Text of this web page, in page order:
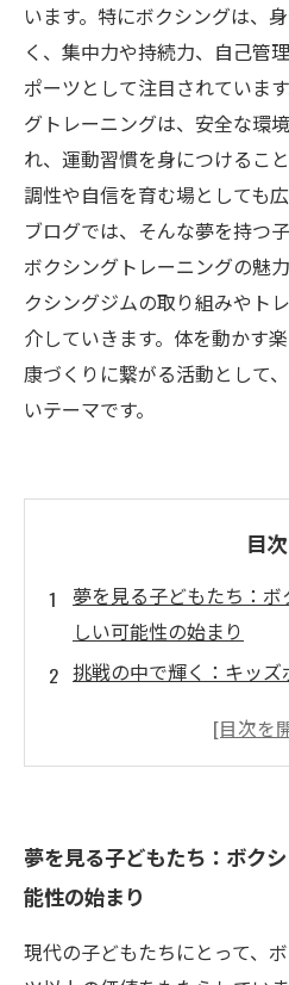
います。特にボクシングは、
く、集中力や持続力、自己管
ポーツとして注目されていま
グトレーニングは、安全な環
れ、運動習慣を身につけるこ
調性や自信を育む場としても
ブログでは、そんな夢を持つ
ボクシングトレーニングの魅
クシングジムの取り組みやト
介していきます。体を動かす
康づくりに繋がる活動として
いテーマです。
目次
夢を見る子どもたち：
しい可能性の始まり
挑戦の中で輝く：キッ
仲間と共に成長する喜
トレーニング
夢を現実に変える場所：
子どもの心と体を育て
夢を見る子どもたち：ボク
能性の始まり
現代の子どもたちにとって、